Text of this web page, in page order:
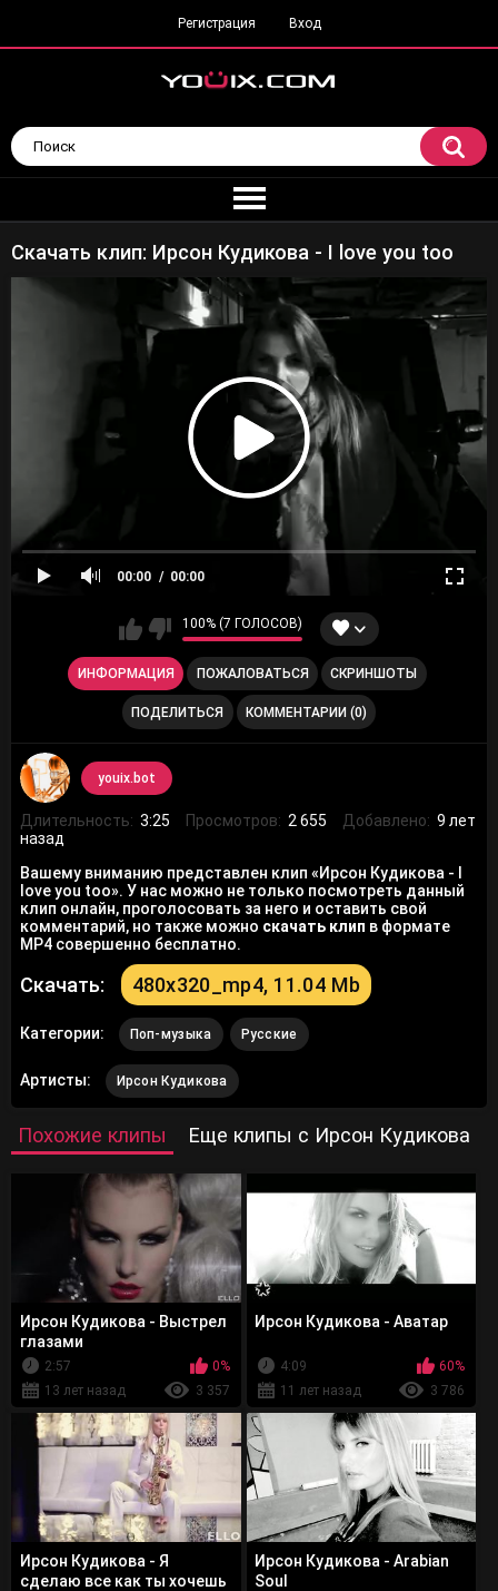
Регистрация Вход
Скачать клип: Ирсон Кудикова - I love you too
00:00 00:00
100% (7 ГОЛОСОВ)
ИНФОРМАЦИЯ ПОЖАЛОВАТЬСЯ СКРИНШОТЫ
ПОДЕЛИТЬСЯ КОММЕНТАРИИ (0)
youix.bot
Длительность: 3:25 Просмотров: 2 655 Добавлено: 9 лет
назад
Вашему вниманию представлен клип «Ирсон Кудикова - I
love you too». У нас можно не только посмотреть данный
клип онлайн, проголосовать за него и оставить свой
комментарий, но также можно скачать клип в формате
MP4 совершенно бесплатно.
Скачать: 480x320_mp4, 11.04 Mb
Категории: Поп-музыка Русские
Артисты: Ирсон Кудикова
Похожие клипы Еще клипы с Ирсон Кудикова
Ирсон Кудикова - Выстрел
глазами
2:57
0%
13 лет назад
3 357
Ирсон Кудикова - Аватар
4:09
60%
11 лет назад
3 786
Ирсон Кудикова - Я
сделаю все как ты хочешь
Ирсон Кудикова - Arabian
Soul